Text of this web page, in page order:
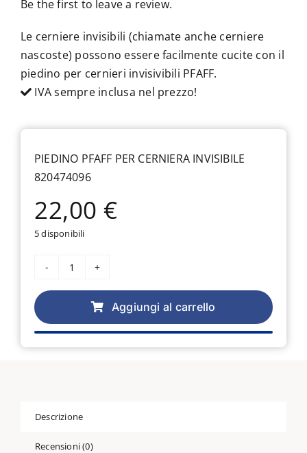
Contatti
Be the first to leave a review.
Le cerniere invisibili (chiamate anche cerniere
nascoste) possono essere facilmente cucite con il
piedino per cernieri invisivibili PFAFF.
IVA sempre inclusa nel prezzo!
PIEDINO PFAFF PER CERNIERA INVISIBILE
820474096
22,00€
5 disponibili
Piedino
Pfaff
invisibile
820474096
Aggiungi al carrello
Descrizione
Recensioni (0)